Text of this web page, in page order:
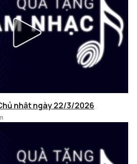
nhật ngày 22/3/2026